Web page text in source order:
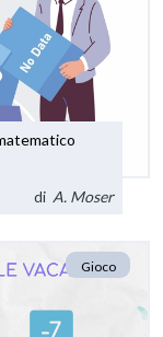
di A. Moser
Gioco